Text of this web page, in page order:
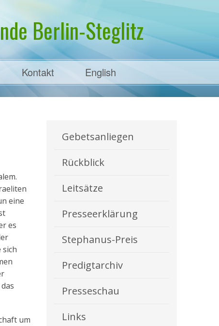
Berlin-Steglitz
Kontakt English
eine
es
sich
um
Gebetsanliegen
Rückblick
Leitsätze
Presseerklärung
Stephanus-Preis
Predigtarchiv
Presseschau
Links